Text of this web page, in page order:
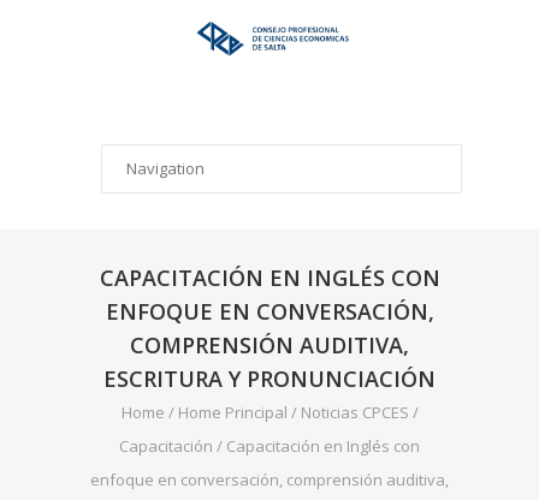
CAPACITACIÓN EN INGLÉS CON
ENFOQUE EN CONVERSACIÓN,
COMPRENSIÓN AUDITIVA,
ESCRITURA Y PRONUNCIACIÓN
Home / Home Principal / Noticias CPCES /
Capacitación / Capacitación en Inglés con
enfoque en conversación, comprensión auditiva,